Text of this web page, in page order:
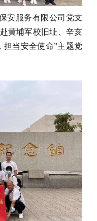
安服务有限公司党支
赴黄埔军校旧址、辛亥
担当安全使命”主题党